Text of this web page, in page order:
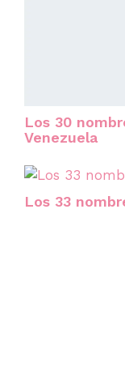
Los 30
Venezuela
Los 33